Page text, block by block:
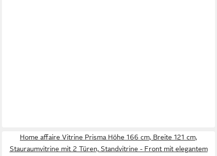
Home affaire Vitrine Prisma Höhe 166 cm, Breite 121 cm,
Stauraumvitrine mit 2 Türen, Standvitrine - Front mit elegantem